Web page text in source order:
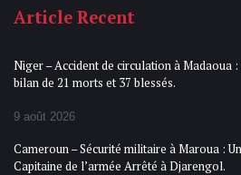
Article Recent
Niger – Accident de circulation à Madaoua
bilan de 21 morts et 37 blessés.
9 août 2026
Cameroun – Sécurité militaire à Maroua :
Capitaine de l’armée Arrêté à Djarengol.